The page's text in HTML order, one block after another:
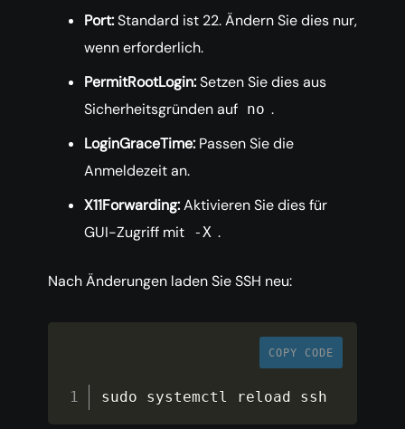
Port:Standard ist 22. Ändern Sie dies nur,
wenn erforderlich.
PermitRootLogin:Setzen Sie dies aus
Sicherheitsgründen auf no .
LoginGraceTime: Passen Sie die
Anmeldezeit an.
X11Forwarding:Aktivieren Sie dies für
GUI-Zugriff mit
-X .
Nach Änderungen laden Sie SSH neu:
COPY CODE
sudo systemctl reload ssh